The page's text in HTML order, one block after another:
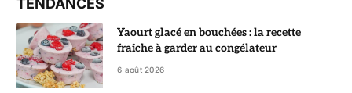
TENDANCES
Yaourt glacé en bouchées : la recette
fraîche à garder au congélateur
6 août 2026